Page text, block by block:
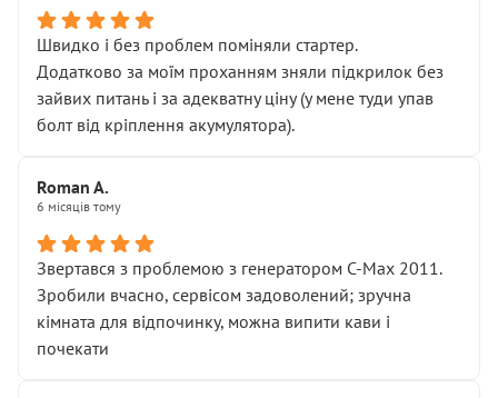
Швидко і без проблем поміняли стартер.
Додатково за моїм проханням зняли підкрилок без
зайвих питань і за адекватну ціну (у мене туди упав
болт від кріплення акумулятора).
Roman A.
6 місяців тому
Звертався з проблемою з генератором C-Max 2011.
Зробили вчасно, сервісом задоволений; зручна
кімната для відпочинку, можна випити кави і
почекати